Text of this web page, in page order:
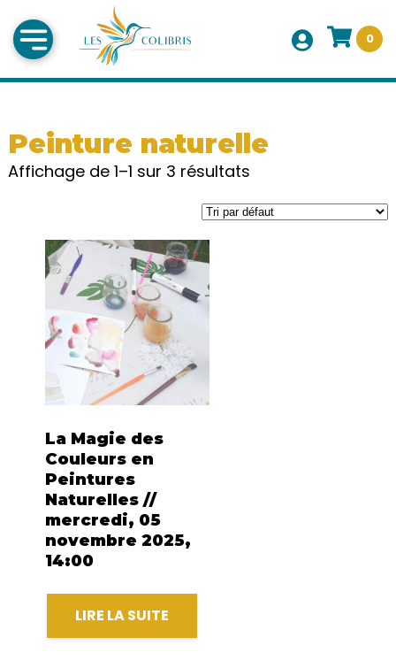
0
Peinture naturelle
Affichage de 1–1 sur 3 résultats
La Magie des
Couleurs en
Peintures
Naturelles //
mercredi, 05
novembre 2025,
14:00
LIRE LA SUITE